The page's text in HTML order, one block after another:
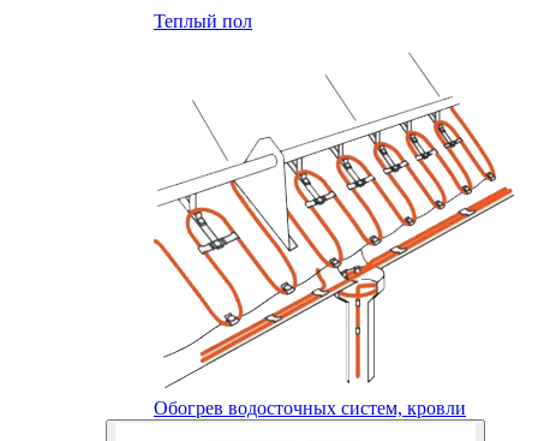
Теплый пол
Обогрев водосточных систем, кровли